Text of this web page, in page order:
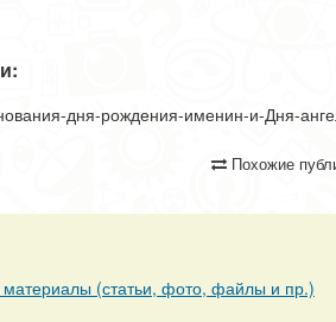
дня-рождения-именин-и-Дня-
Похожие
материалы (статьи, фото, файлы и пр.)